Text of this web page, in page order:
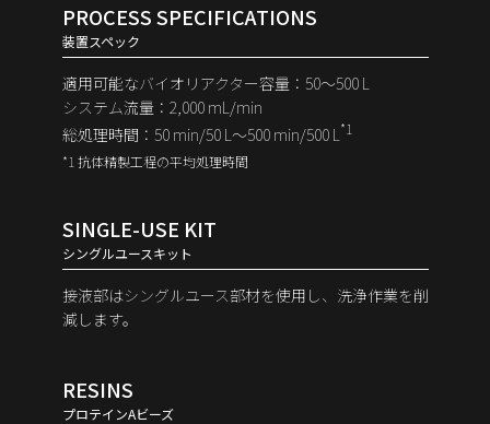
PROCESS SPECIFICATIONS
装置スペック
適用可能なバイオリアクター容量：50〜500 L
システム流量：2,000 mL/min
総処理時間：50 min/50 L〜500 min/500 L *1
*1 抗体精製工程の平均処理時間
SINGLE-USE KIT
シングルユースキット
接液部はシングルユース部材を使用し、洗浄作業を削
減します。
RESINS
プロテインAビーズ